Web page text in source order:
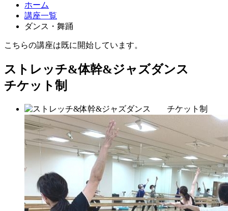
ホーム
講座一覧
ダンス・舞踊
こちらの講座は既に開始しています。
ストレッチ&体幹&ジャズダンス
チケット制